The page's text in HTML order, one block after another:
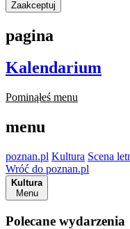
Zaakceptuj
pagina
Kalendarium
Pominąłeś menu
menu
poznan.pl Kultura Scena
Wróć do poznan.pl
Kultura
Menu
Polecane wydarzenia